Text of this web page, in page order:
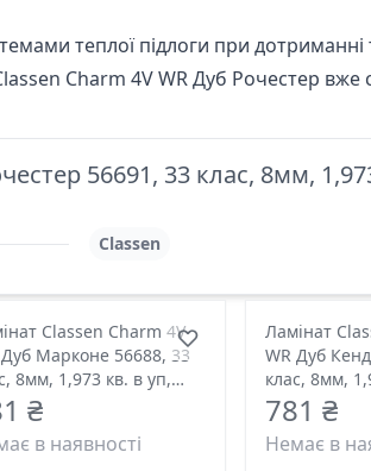
теплої підлоги при
Charm 4V WR Дуб Рочестер вже
56691, 33 клас, 8мм,
Classen
Classen Charm 4V
Дуб Марконе 56688, 33
1,973 кв. в уп,
розмір
₴
в наявності
Ламінат
WR Дуб
клас, 8мм, 1,973 кв. в уп,
1285x192
781 ₴
Немає в